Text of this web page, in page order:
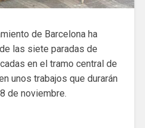
de Barcelona ha
las siete paradas de
en el tramo central de
unos trabajos que durarán
de noviembre.